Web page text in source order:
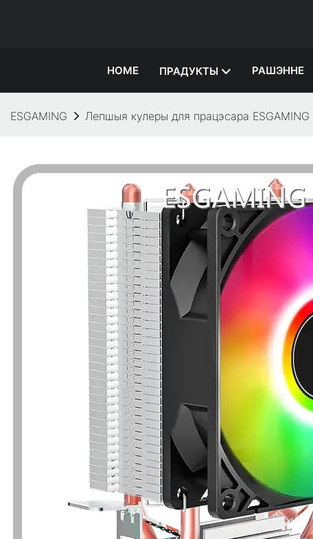
HOME ПРАДУКТЫ РАШЭННЕ
ESGAMING Лепшыя кулеры для працэсара ESGAMING